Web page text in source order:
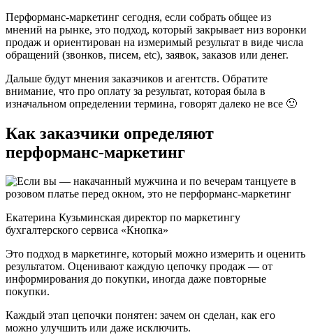
Перформанс-маркетинг сегодня, если собрать общее из
мнений на рынке, это подход, который закрывает низ воронки
продаж и ориентирован на измеримый результат в виде числа
обращений (звонков, писем, etc), заявок, заказов или денег.
Дальше будут мнения заказчиков и агентств. Обратите
внимание, что про оплату за результат, которая была в
изначальном определении термина, говорят далеко не все 🙂
Как заказчики определяют
перформанс-маркетинг
Екатерина Кузьминская директор по маркетингу
бухгалтерского сервиса «Кнопка»
Это подход в маркетинге, который можно измерить и оценить
результатом. Оценивают каждую цепочку продаж — от
информирования до покупки, иногда даже повторные
покупки.
Каждый этап цепочки понятен: зачем он сделан, как его
можно улучшить или даже исключить.